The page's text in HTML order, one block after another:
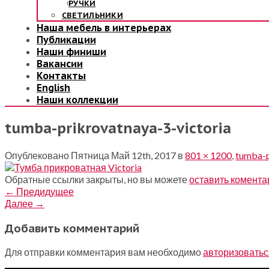
РУЧКИ
СВЕТИЛЬНИКИ
Наша мебель в интерьерах
Публикации
Наши финиши
Вакансии
Контакты
English
Наши коллекции
tumba-prikrovatnaya-3-victoria
Опублековано Пятница Май 12th, 2017 в 801 × 1200,tumba-
Обратные ссылки закрыты, но вы можетеоставить
← Предидущее
Далее →
Добавить комментарий
Для отправки комментария вам необходимо